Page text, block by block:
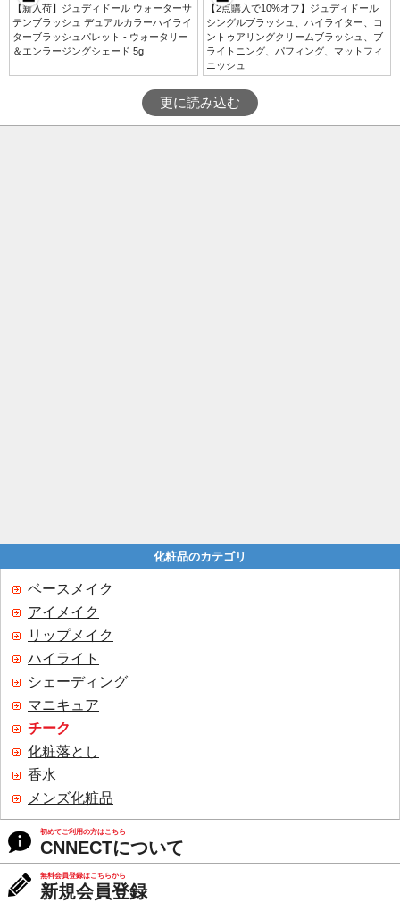
【新入荷】ジュディドール ウォーターサ
テンブラッシュ デュアルカラーハイライ
ターブラッシュパレット - ウォータリー
＆エンラージングシェード 5g
【2点購入で10%オフ】ジュディドール
シングルブラッシュ、ハイライター、コ
ントゥアリングクリームブラッシュ、ブ
ライトニング、パフィング、マットフィ
ニッシュ
更に読み込む
化粧品のカテゴリ
ベースメイク
アイメイク
リップメイク
ハイライト
シェーディング
マニキュア
チーク
化粧落とし
香水
メンズ化粧品
初めてご利用の方はこちら
CNNECTについて
無料会員登録はこちらから
新規会員登録